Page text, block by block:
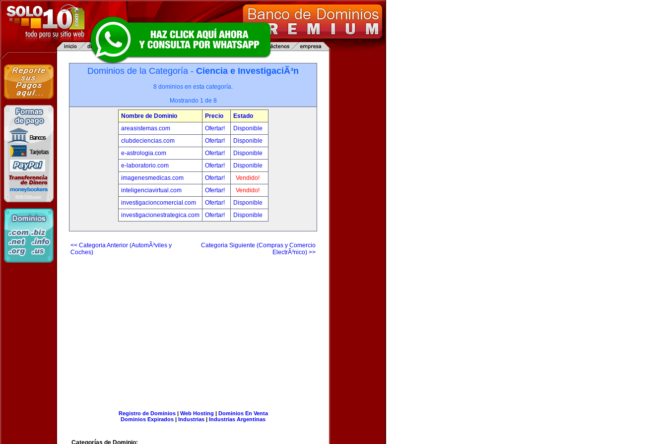
Dominios de la Categoría - Ciencia e InvestigaciÃ³n
8 dominios en esta categoría.
Mostrando 1 de 8
Nombre de Dominio Precio
Estado
areasistemas.com
Ofertar!
Disponible
clubdeciencias.com
Ofertar!
Disponible
e-astrologia.com
Ofertar!
Disponible
e-laboratorio.com
Ofertar!
Disponible
imagenesmedicas.com
Ofertar!
Vendido!
inteligenciavirtual.com
Ofertar!
Vendido!
investigacioncomercial.com
Ofertar!
Disponible
investigacionestrategica.com
Ofertar! Disponible
<< Categoria Anterior (AutomÃ³viles y
Coches)
Categoria Siguiente (Compras y Comercio
ElectrÃ³nico) >>
Registro de Dominios| Web Hosting | Dominios En Venta
Dominios Expirados | Industrias | Industrias Argentinas
Categorías de Dominio: